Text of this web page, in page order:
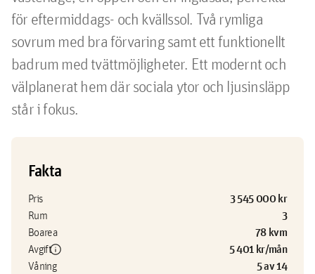
för eftermiddags- och kvällssol. Två rymliga
sovrum med bra förvaring samt ett funktionellt
badrum med tvättmöjligheter. Ett modernt och
välplanerat hem där sociala ytor och ljusinsläpp
står i fokus.
Fakta
Pris 3 545 000 kr
Rum 3
Boarea 78 kvm
Avgiftinfo 5 401 kr/mån
Våning 5 av 14